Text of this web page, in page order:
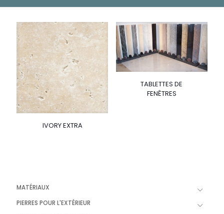
IVORY EXTRA
TABLETTES DE
FENÊTRES
MATÉRIAUX
PIERRES POUR L'EXTÉRIEUR